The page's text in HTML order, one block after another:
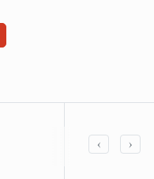
Atami
‹ ›